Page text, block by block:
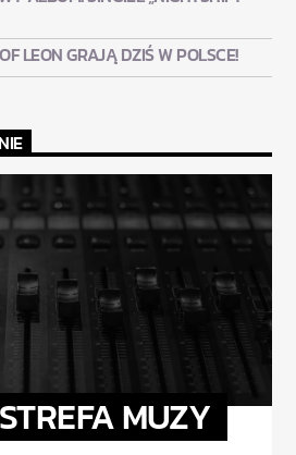
LEON GRAJĄ DZIŚ W POLSCE!
MUZY